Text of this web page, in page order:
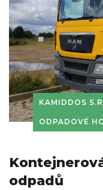
KAMIDDOS
ODPADOVÉ
odpadů